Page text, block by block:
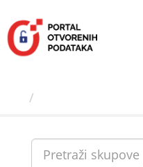
sadržaj